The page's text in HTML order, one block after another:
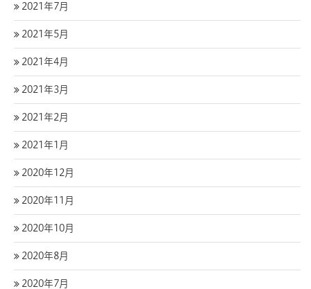
2021年7月
2021年5月
2021年4月
2021年3月
2021年2月
2021年1月
2020年12月
2020年11月
2020年10月
2020年8月
2020年7月